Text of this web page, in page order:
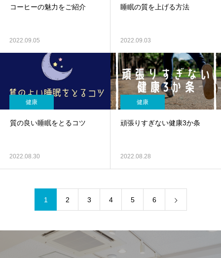
コーヒーの魅力をご紹介
2022.09.05
睡眠の質を上げる方法
2022.09.03
健康
質の良い睡眠をとるコツ
2022.08.30
健康
頑張りすぎない健康3か条
2022.08.28
1 2 3 4 5 6